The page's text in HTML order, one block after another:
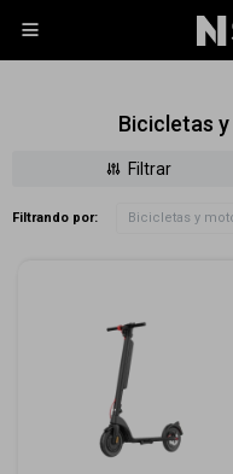

Bicicletas
Filtrando por: Bicicletas y
TV y Audio